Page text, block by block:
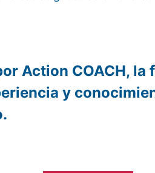
Action COACH,
y